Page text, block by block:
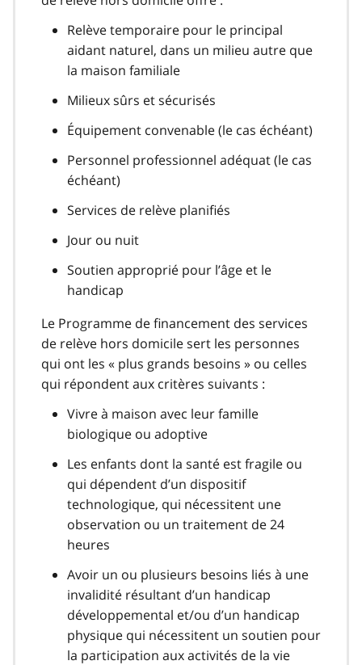
Relève temporaire pour le principal
aidant naturel, dans un milieu autre que
la maison familiale
Milieux sûrs et sécurisés
Équipement convenable (le cas échéant)
Personnel professionnel adéquat (le cas
échéant)
Services de relève planifiés
Jour ou nuit
Soutien approprié pour l’âge et le
handicap
Le Programme de financement des services
de relève hors domicile sert les personnes
qui ont les « plus grands besoins » ou celles
qui répondent aux critères suivants :
Vivre à maison avec leur famille
biologique ou adoptive
Les enfants dont la santé est fragile ou
qui dépendent d’un dispositif
technologique, qui nécessitent une
observation ou un traitement de 24
heures
Avoir un ou plusieurs besoins liés à une
invalidité résultant d’un handicap
développemental et/ou d’un handicap
physique qui nécessitent un soutien pour
la participation aux activités de la vie